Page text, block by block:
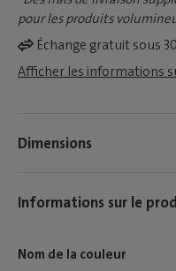
pour les produits
Échange gratuit sous
Afficher les informations
Dimensions
Informations sur le
Nom de la couleur